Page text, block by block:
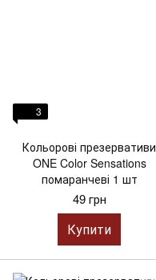
3
Кольорові презервативи
ONE Color Sensations
помаранчеві 1 шт
49 грн
Купити